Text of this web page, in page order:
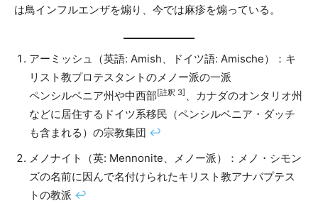
は鳥インフルエンザを煽り、今では麻疹を煽っている。
アーミッシュ（英語: Amish、ドイツ語: Amische）：キ
リスト教プロテスタントのメノー派の一派
ペンシルベニア州や中西部[註釈 3]
、カナダのオンタリオ州
などに居住するドイツ系移民（ペンシルベニア・ダッチ
も含まれる）の宗教集団 ↩︎
メノナイト（英: Mennonite、メノー派）：メノ・シモン
ズの名前に因んで名付けられたキリスト教アナバプテス
トの教派 ↩︎